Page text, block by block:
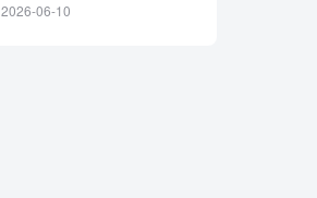
2026-06-10